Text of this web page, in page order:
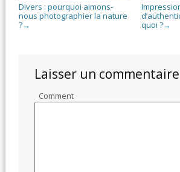
Divers : pourquoi aimons-
nous photographier la nature
?→
quoi ?→
Laisser un commentaire
Comment